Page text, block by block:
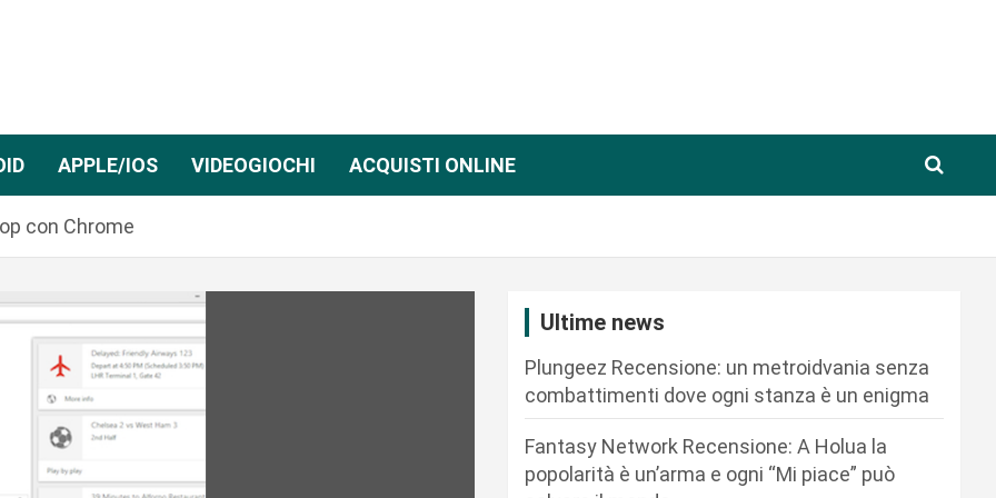
APPLE/IOS VIDEOGIOCHI ACQUISTI ONLINE
con Chrome
Ultime news
Plungeez Recensione: un metroidvania senza
combattimenti dove ogni stanza è un enigma
Fantasy Network Recensione: A Holua la
popolarità è un’arma e ogni “Mi piace” può